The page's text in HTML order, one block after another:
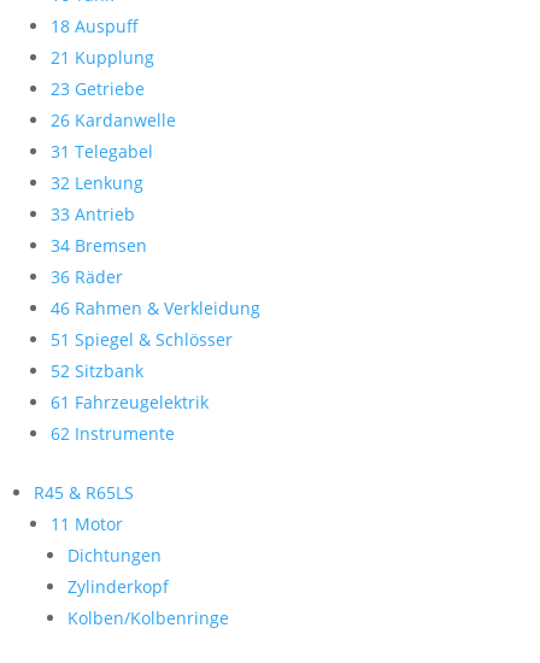
18 Auspuff
21 Kupplung
23 Getriebe
26 Kardanwelle
31 Telegabel
32 Lenkung
33 Antrieb
34 Bremsen
36 Räder
46 Rahmen & Verkleidung
51 Spiegel & Schlösser
52 Sitzbank
61 Fahrzeugelektrik
62 Instrumente
R45 & R65LS
11 Motor
Dichtungen
Zylinderkopf
Kolben/Kolbenringe